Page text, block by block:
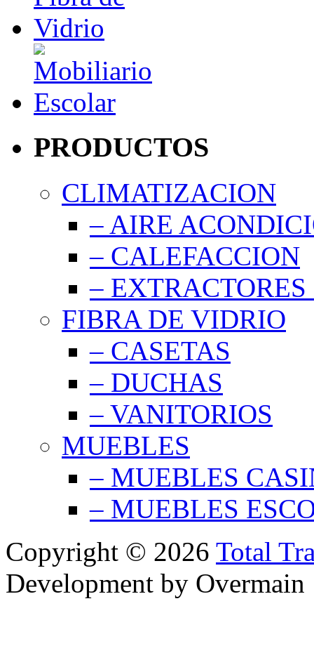
PRODUCTOS
CLIMATIZACION
– AIRE
– CALEFACCION
–
FIBRA DE VIDRIO
– CASETAS
– DUCHAS
– VANITORIOS
MUEBLES
– MUEBLES
– MUEBLES
Copyright © 2026 Total
Development by Overmain